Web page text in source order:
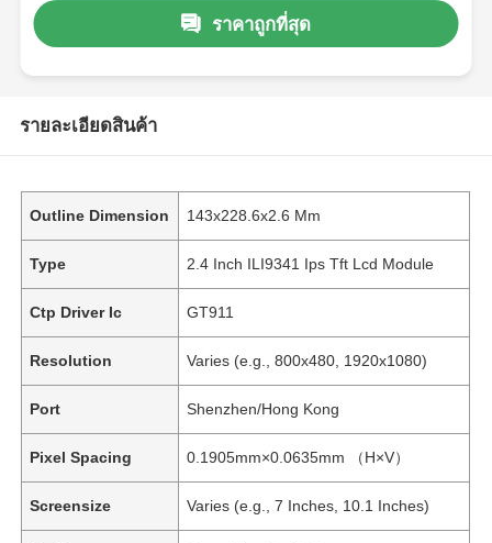
ราคาถูกที่สุด
รายละเอียดสินค้า
Outline Dimension 143x228.6x2.6 Mm
Type 2.4 Inch ILI9341 Ips Tft Lcd Module
Ctp Driver Ic GT911
Resolution Varies (e.g., 800x480, 1920x1080)
Port Shenzhen/Hong Kong
Pixel Spacing 0.1905mm×0.0635mm （H×V）
Screensize Varies (e.g., 7 Inches, 10.1 Inches)